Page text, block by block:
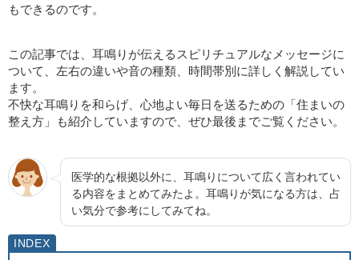
もできるのです。
この記事では、耳鳴りが伝えるスピリチュアルなメッセージに
ついて、左右の違いや音の種類、時間帯別に詳しく解説してい
ます。
不快な耳鳴りを和らげ、心地よい毎日を送るための「住まいの
整え方」も紹介していますので、ぜひ最後までご覧ください。
医学的な根拠以外に、耳鳴りについて広く言われてい
る内容をまとめてみたよ。耳鳴りが気になる方は、占
い気分で参考にしてみてね。